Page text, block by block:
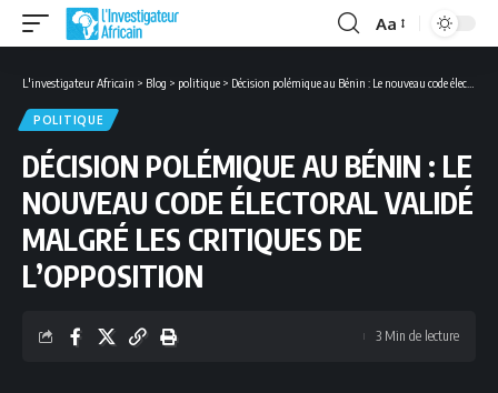
Font
Aa
L'investigateur Africain > Blog > politique > Décision polémique au Bénin : Le nouveau code électoral validé malgré les critiques de l’opposition
POLITIQUE
DÉCISION POLÉMIQUE AU BÉNIN : LE
NOUVEAU CODE ÉLECTORAL VALIDÉ
MALGRÉ LES CRITIQUES DE
L’OPPOSITION
3 Min de lecture